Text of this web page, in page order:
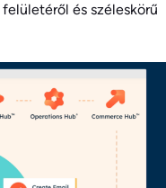
és széleskörű